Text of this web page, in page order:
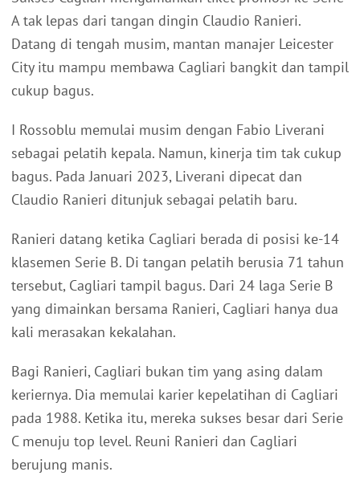
A tak lepas dari tangan dingin Claudio Ranieri.
Datang di tengah musim, mantan manajer Leicester
City itu mampu membawa Cagliari bangkit dan tampil
cukup bagus.
I Rossoblu memulai musim dengan Fabio Liverani
sebagai pelatih kepala. Namun, kinerja tim tak cukup
bagus. Pada Januari 2023, Liverani dipecat dan
Claudio Ranieri ditunjuk sebagai pelatih baru.
Ranieri datang ketika Cagliari berada di posisi ke-14
klasemen Serie B. Di tangan pelatih berusia 71 tahun
tersebut, Cagliari tampil bagus. Dari 24 laga Serie B
yang dimainkan bersama Ranieri, Cagliari hanya dua
kali merasakan kekalahan.
Bagi Ranieri, Cagliari bukan tim yang asing dalam
keriernya. Dia memulai karier kepelatihan di Cagliari
pada 1988. Ketika itu, mereka sukses besar dari Serie
C menuju top level. Reuni Ranieri dan Cagliari
berujung manis.